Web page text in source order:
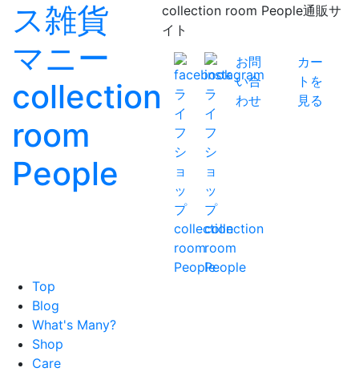
collection room People通販サ
イト
お問
い合
わせ
カー
トを
見る
Top
Blog
What's Many?
Shop
Care